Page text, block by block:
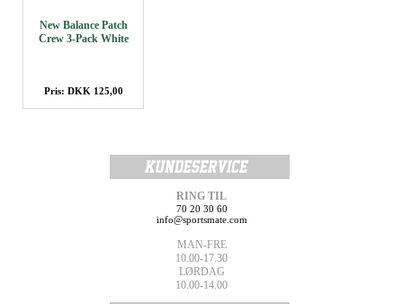
New Balance Patch
Crew 3-Pack White
Pris: DKK 125,00
RING TIL
70 20 30 60
info@sportsmate.com
MAN-FRE
10.00-17.30
LØRDAG
10.00-14.00